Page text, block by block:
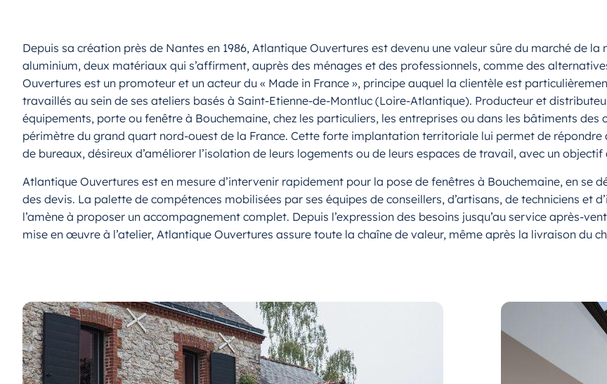
Depuis sa création près de Nantes en 1986, Atlantique Ouvertures est devenu une valeur sûre du marché de
aluminium, deux matériaux qui s’affirment, auprès des ménages et des professionnels, comme des
Ouvertures est un promoteur et un acteur du « Made in France », principe auquel la clientèle est
travaillés au sein de ses ateliers basés à Saint-Etienne-de-Montluc (Loire-Atlantique). Producteur et
équipements, porte ou fenêtre à Bouchemaine, chez les particuliers, les entreprises ou dans les bâtiments
périmètre du grand quart nord-ouest de la France. Cette forte implantation territoriale lui permet de
de bureaux, désireux d’améliorer l’isolation de leurs logements ou de leurs espaces de travail, avec un objectif
Atlantique Ouvertures est en mesure d’intervenir rapidement pour la pose de fenêtres à Bouchemaine, en se
des devis. La palette de compétences mobilisées par ses équipes de conseillers, d’artisans, de techniciens et
l’amène à proposer un accompagnement complet. Depuis l’expression des besoins jusqu’au service après-
mise en œuvre à l’atelier, Atlantique Ouvertures assure toute la chaîne de valeur, même après la livraison du